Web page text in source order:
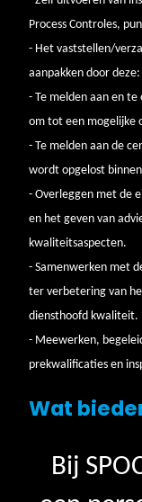
Process Controles,
- Het vaststellen/
aanpakken door deze:
- Te melden aan en
om tot een mogelijke
- Te melden aan de
wordt opgelost
- Overleggen met de
en het geven van
kwaliteitsaspecten.
- Samenwerken met
ter verbetering van
diensthoofd kwaliteit.
- Meewerken,
prekwalificaties en
Wat
Bij